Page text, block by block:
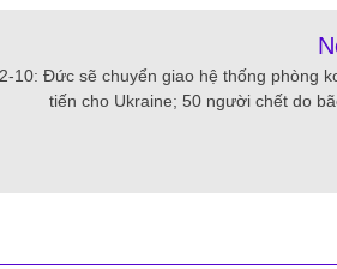
10: Đức sẽ chuyển giao hệ thống phòng
tiến cho Ukraine; 50 người chết do